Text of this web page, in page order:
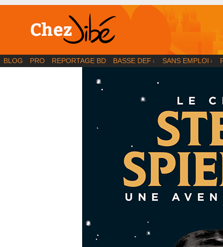
BD | Illustration | Blog
BLOG PRO REPORTAGE BD BASSE DEF ↓ SANS EMPLOI ↓